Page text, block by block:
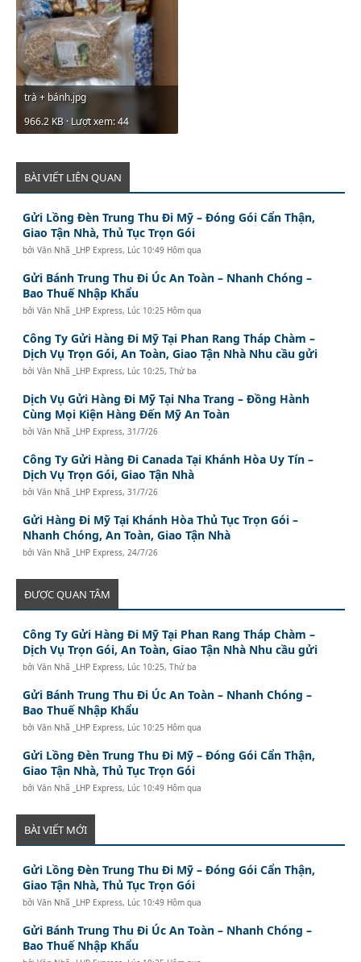
trà + bánh.jpg
966.2 KB · Lượt xem: 44
BÀI VIẾT LIÊN QUAN
Gửi Lồng Đèn Trung Thu Đi Mỹ – Đóng Gói Cẩn Thận,
Giao Tận Nhà, Thủ Tục Trọn Gói
bởiVăn Nhã _LHP Express, Lúc 10:49 Hôm qua
Gửi Bánh Trung Thu Đi Úc An Toàn – Nhanh Chóng –
Bao Thuế Nhập Khẩu
bởiVăn Nhã _LHP Express, Lúc 10:25 Hôm qua
Công Ty Gửi Hàng Đi Mỹ Tại Phan Rang Tháp Chàm –
Dịch Vụ Trọn Gói, An Toàn, Giao Tận Nhà Nhu cầu gửi
bởiVăn Nhã _LHP Express, Lúc 10:25, Thứ ba
Dịch Vụ Gửi Hàng Đi Mỹ Tại Nha Trang – Đồng Hành
Cùng Mọi Kiện Hàng Đến Mỹ An Toàn
bởiVăn Nhã _LHP Express,31/7/26
Công Ty Gửi Hàng Đi Canada Tại Khánh Hòa Uy Tín –
Dịch Vụ Trọn Gói, Giao Tận Nhà
bởiVăn Nhã _LHP Express,31/7/26
Gửi Hàng Đi Mỹ Tại Khánh Hòa Thủ Tục Trọn Gói –
Nhanh Chóng, An Toàn, Giao Tận Nhà
bởiVăn Nhã _LHP Express,24/7/26
ĐƯỢC QUAN TÂM
Công Ty Gửi Hàng Đi Mỹ Tại Phan Rang Tháp Chàm –
Dịch Vụ Trọn Gói, An Toàn, Giao Tận Nhà Nhu cầu gửi
bởiVăn Nhã _LHP Express, Lúc 10:25, Thứ ba
Gửi Bánh Trung Thu Đi Úc An Toàn – Nhanh Chóng –
Bao Thuế Nhập Khẩu
bởiVăn Nhã _LHP Express, Lúc 10:25 Hôm qua
Gửi Lồng Đèn Trung Thu Đi Mỹ – Đóng Gói Cẩn Thận,
Giao Tận Nhà, Thủ Tục Trọn Gói
bởiVăn Nhã _LHP Express, Lúc 10:49 Hôm qua
BÀI VIẾT MỚI
Gửi Lồng Đèn Trung Thu Đi Mỹ – Đóng Gói Cẩn Thận,
Giao Tận Nhà, Thủ Tục Trọn Gói
bởiVăn Nhã _LHP Express, Lúc 10:49 Hôm qua
Gửi Bánh Trung Thu Đi Úc An Toàn – Nhanh Chóng –
Bao Thuế Nhập Khẩu